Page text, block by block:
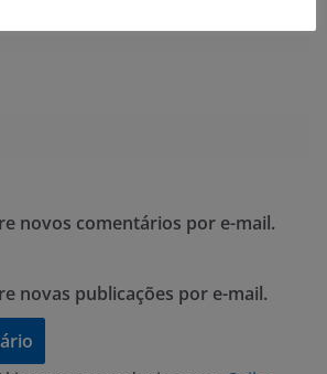
novos comentários por e-mail.
novas publicações por e-mail.